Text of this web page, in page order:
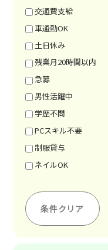
交通費支給
車通勤OK
土日休み
残業月20時間以内
急募
男性活躍中
学歴不問
PCスキル不要
制服貸与
ネイルOK
条件クリア